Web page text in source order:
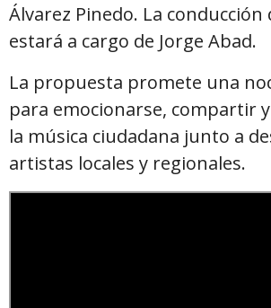
Álvarez Pinedo. La conducción
estará a cargo de Jorge Abad.
La propuesta promete una
para emocionarse, compartir
la música ciudadana junto a
artistas locales y regionales.